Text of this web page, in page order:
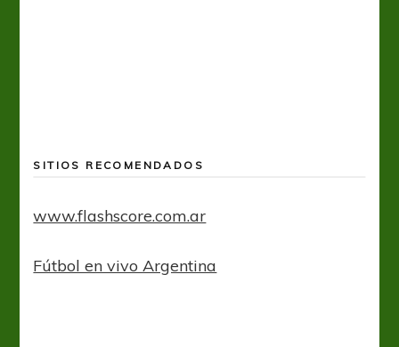
SITIOS RECOMENDADOS
www.flashscore.com.ar
Fútbol en vivo Argentina